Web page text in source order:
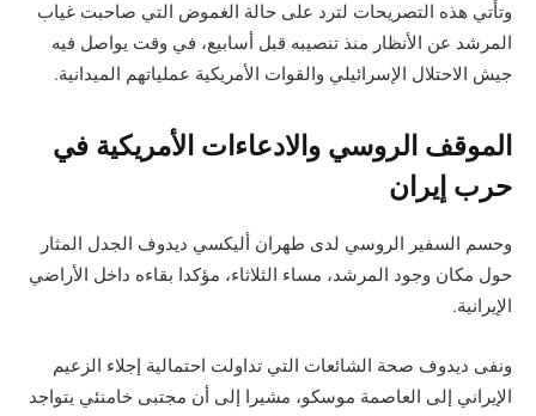
وتأتي هذه التصريحات لترد على حالة الغموض التي صاحبت غياب
المرشد عن الأنظار منذ تنصيبه قبل أسابيع، في وقت يواصل فيه
جيش الاحتلال الإسرائيلي والقوات الأمريكية عملياتهم الميدانية.
الموقف الروسي والادعاءات الأمريكية في
حرب إيران
وحسم السفير الروسي لدى طهران أليكسي ديدوف الجدل المثار
حول مكان وجود المرشد، مساء الثلاثاء، مؤكدا بقاءه داخل الأراضي
الإيرانية.
ونفى ديدوف صحة الشائعات التي تداولت احتمالية إجلاء الزعيم
الإيراني إلى العاصمة موسكو، مشيرا إلى أن مجتبى خامنئي يتواجد